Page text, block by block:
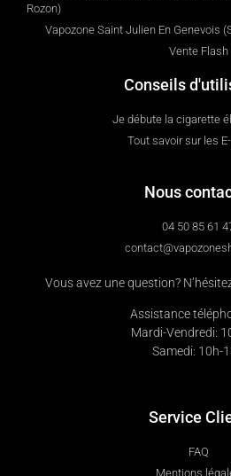
Rozon)
Vapozone Saint Julien En Genevois
Vente Flash
Conseils
Je débute la cigarette
Tout savoir sur les
Nous
04 50 85 61
Vous avez une question?
Assistance
Mardi-Vendredi:
Samedi: 10h-
Service
FAQ
Mentions